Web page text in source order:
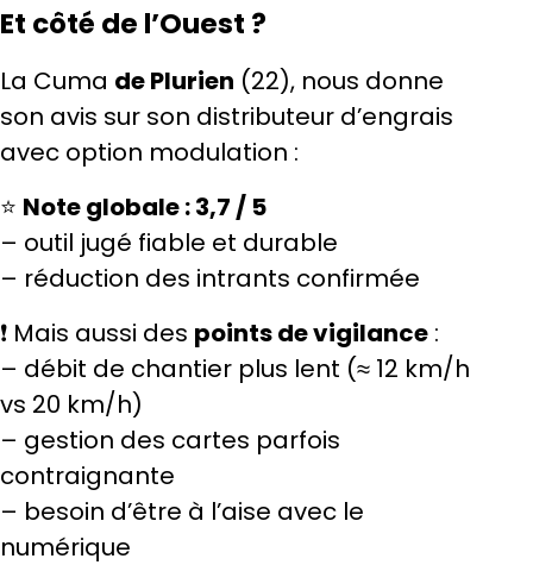
Et côté de l’Ouest ?
La Cuma de Plurien (22), nous donne
son avis sur son distributeur d’engrais
avec option modulation :
⭐ Note globale : 3,7 / 5
– outil jugé fiable et durable
– réduction des intrants confirmée
❗ Mais aussi des points de vigilance :
– débit de chantier plus lent (≈ 12 km/h
vs 20 km/h)
– gestion des cartes parfois
contraignante
– besoin d’être à l’aise avec le
numérique